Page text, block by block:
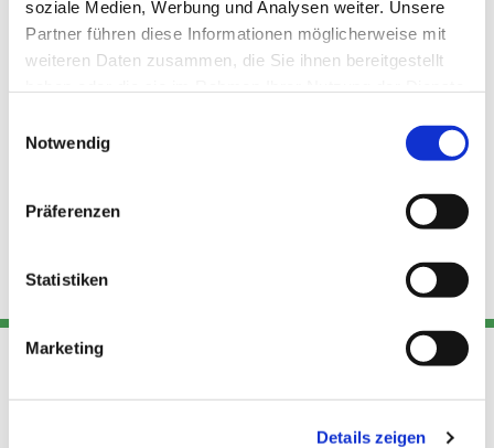
soziale Medien, Werbung und Analysen weiter. Unsere
Partner führen diese Informationen möglicherweise mit
weiteren Daten zusammen, die Sie ihnen bereitgestellt
Notwendig
Präferenzen
Statistiken
Marketing
Details zeigen
Adresse
Kont
Links